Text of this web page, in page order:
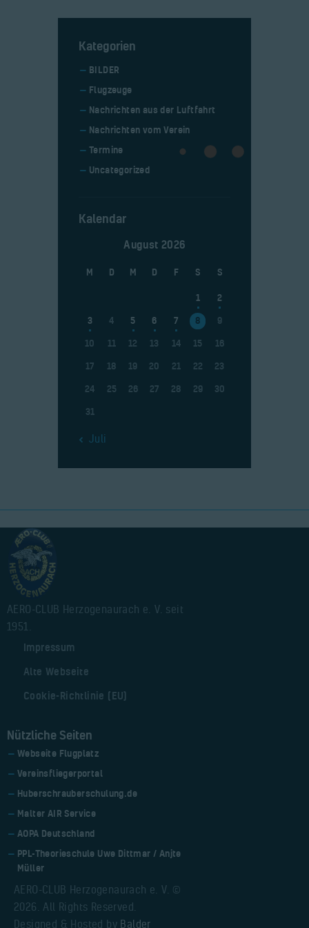
Kategorien
BILDER
Flugzeuge
Nachrichten aus der Luftfahrt
Nachrichten vom Verein
Termine
Uncategorized
Kalendar
August 2026
M D M D F S S
1
2
3
4 5 6 7 8
9
10
11 12 13 14 15
16
17
18 19 20 21 22
23
24
25 26 27 28 29
30
31
« Juli
AERO-CLUB Herzogenaurach e. V. seit
1951.
Impressum
Alte Webseite
Cookie-Richtlinie (EU)
Nützliche Seiten
Webseite Flugplatz
Vereinsfliegerportal
Huberschrauberschulung.de
Malter AIR Service
AOPA Deutschland
PPL-Theorieschule Uwe Dittmar / Anjte
Müller
AERO-CLUB Herzogenaurach e. V. ©
2026. All Rights Reserved.
Designed & Hosted by Balder